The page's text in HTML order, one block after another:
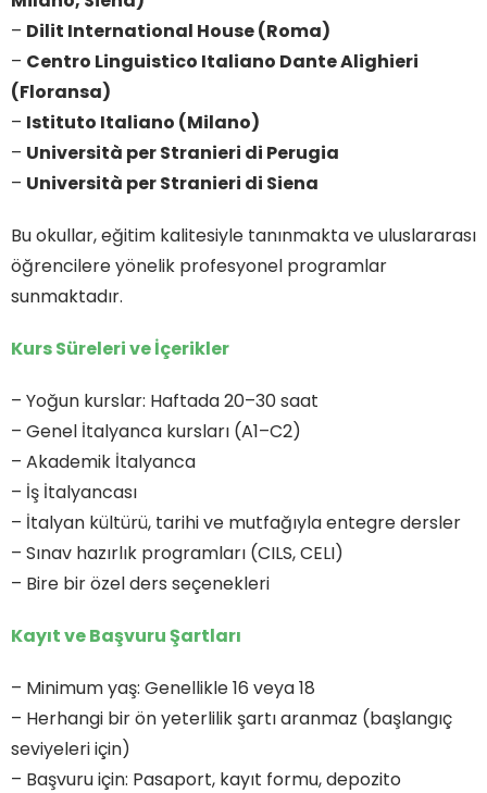
– Dilit International House (Roma)
– Centro Linguistico Italiano Dante Alighieri
(Floransa)
– Istituto Italiano (Milano)
– Università per Stranieri di Perugia
– Università per Stranieri di Siena
Bu okullar, eğitim kalitesiyle tanınmakta ve uluslararası
öğrencilere yönelik profesyonel programlar
sunmaktadır.
Kurs Süreleri ve İçerikler
– Yoğun kurslar: Haftada 20–30 saat
– Genel İtalyanca kursları (A1–C2)
– Akademik İtalyanca
– İş İtalyancası
– İtalyan kültürü, tarihi ve mutfağıyla entegre dersler
– Sınav hazırlık programları (CILS, CELI)
– Bire bir özel ders seçenekleri
Kayıt ve Başvuru Şartları
– Minimum yaş: Genellikle 16 veya 18
– Herhangi bir ön yeterlilik şartı aranmaz (başlangıç
seviyeleri için)
– Başvuru için: Pasaport, kayıt formu, depozito